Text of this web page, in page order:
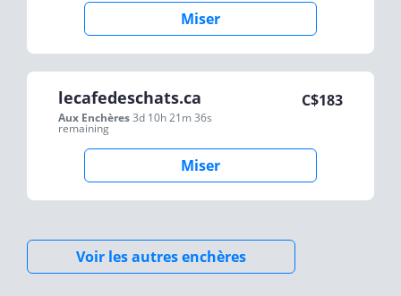
Miser
lecafedeschats.ca
Aux Enchères3d 10h 21m 36s
remaining
C$183
Miser
Voir les autres enchères